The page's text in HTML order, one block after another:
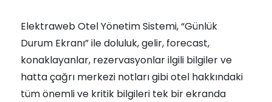
Elektraweb Otel Yönetim Sistemi, “Günlük
Durum Ekranı” ile doluluk, gelir, forecast,
konaklayanlar, rezervasyonlar ilgili bilgiler ve
hatta çağrı merkezi notları gibi otel hakkındaki
tüm önemli ve kritik bilgileri tek bir ekranda